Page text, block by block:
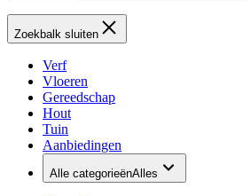
Zoekbalk sluiten
Verf
Vloeren
Gereedschap
Hout
Tuin
Aanbiedingen
Alle categorieënAlles